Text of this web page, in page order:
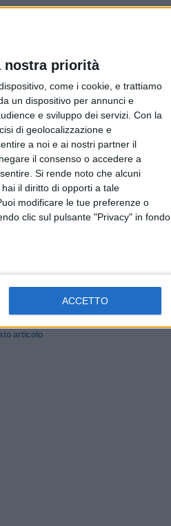
nostra priorità
come i cookie, e trattiamo
un dispositivo per annunci e
e sviluppo dei servizi. Con la
di geolocalizzazione e
a noi e ai nostri partner il
il consenso o accedere a
Si rende noto che alcuni
il diritto di opporti a tale
modificare le tue preferenze o
clic sul pulsante "Privacy" in fondo
ACCETTO
alla
loro
al frutto la
le
chi è
Questo
una
ciliegie
anche
muffe e
e
non
umido,
articolo